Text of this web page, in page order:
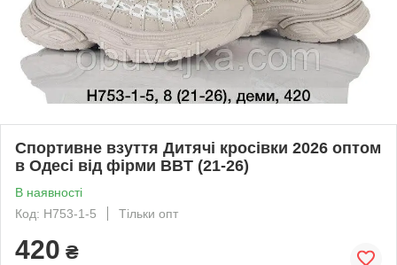
Спортивне взуття Дитячі кросівки 2026 оптом
в Одесі від фірми BBT (21-26)
В наявності
Код: H753-1-5
Тільки опт
420 ₴